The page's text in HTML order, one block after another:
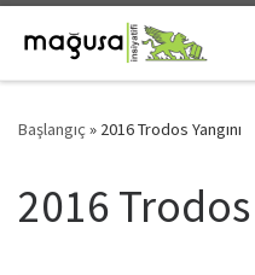
Skip to content
Başlangıç » 2016 Trodos Yangını
2016 Trodos